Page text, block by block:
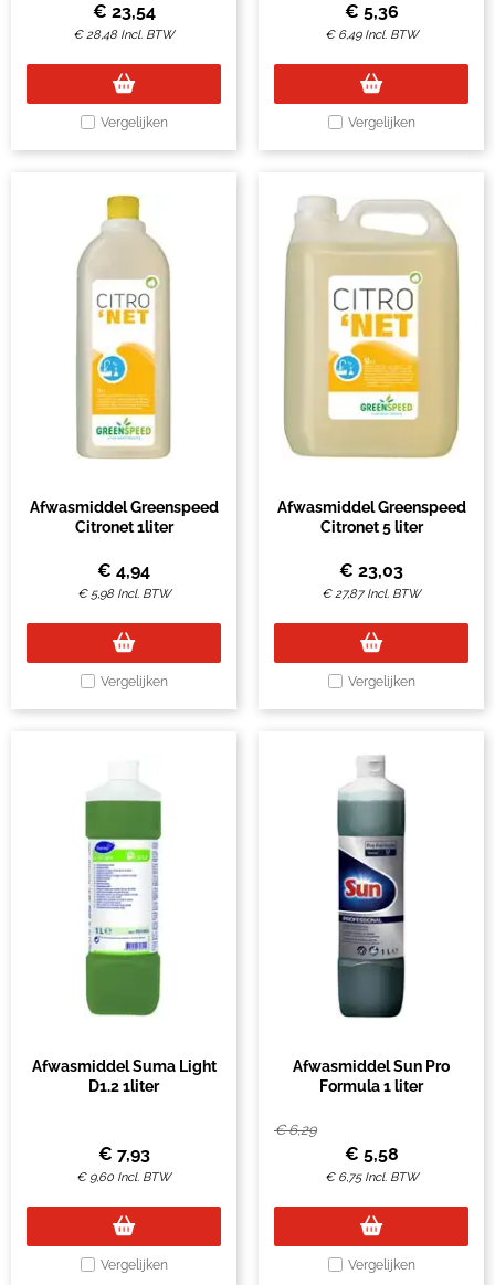
€ 23,54
€28,48 Incl. BTW
Vergelijken
€ 5,36
€ 6,49 Incl. BTW
Vergelijken
Afwasmiddel Greenspeed
Citronet 1liter
€ 4,94
€ 5,98 Incl. BTW
Vergelijken
Afwasmiddel Greenspeed
Citronet 5 liter
€ 23,03
€27,87 Incl. BTW
Vergelijken
Afwasmiddel Suma Light
D1.2 1liter
€ 7,93
€ 9,60 Incl. BTW
Vergelijken
Afwasmiddel Sun Pro
Formula 1 liter
€6,29
€ 5,58
€ 6,75 Incl. BTW
Vergelijken